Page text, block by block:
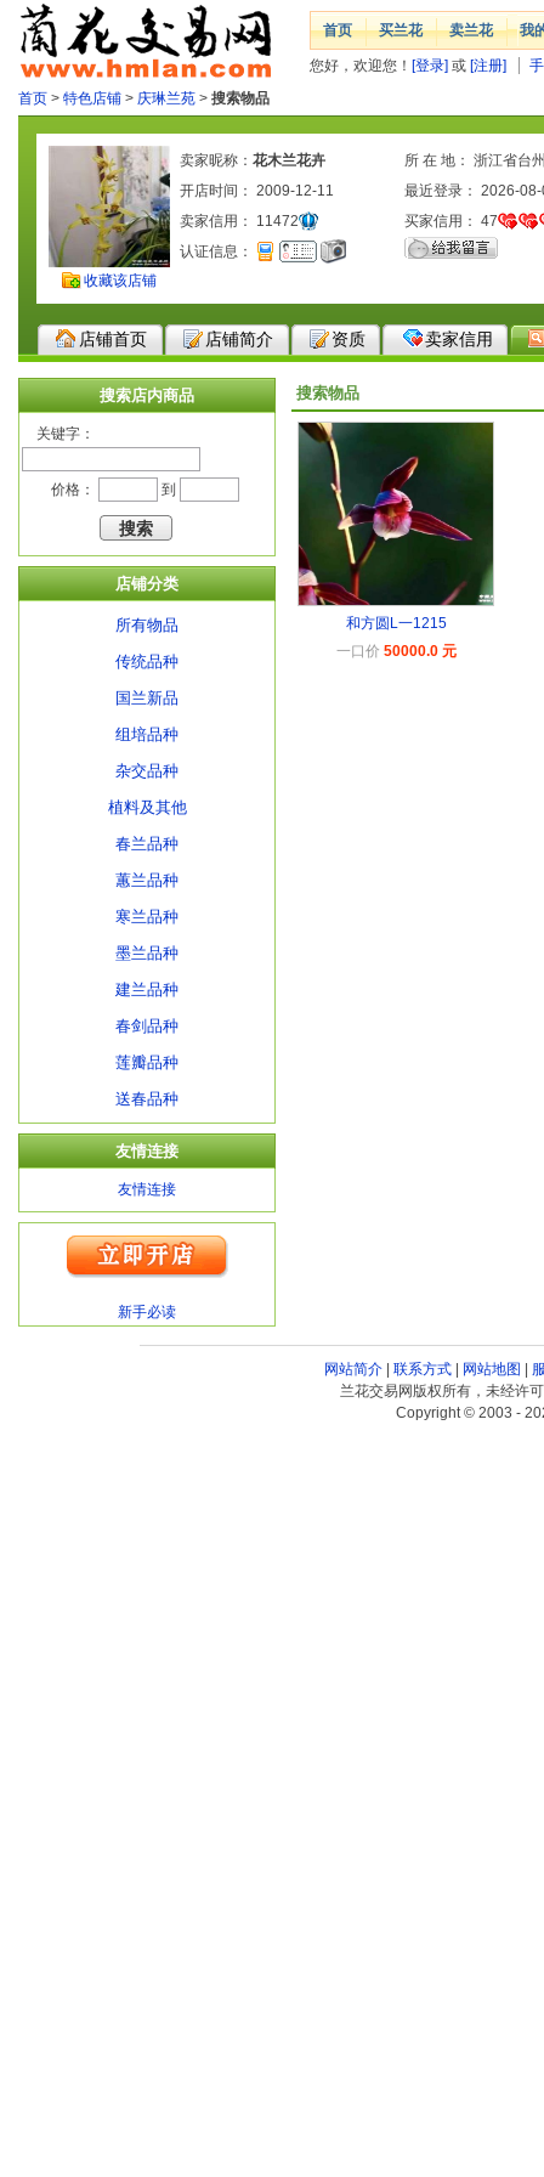
首页 买兰花 卖兰花 我
您好，欢迎您！ [登录] 或 [注册]
首页 > 特色店铺 > 庆琳兰苑 > 搜索物品
收藏该店铺
卖家昵称： 花木兰花卉
所 在 地： 浙江省台
开店时间： 2009-12-11
最近登录： 2026-
卖家信用： 11472 买家信用： 47
认证信息：
店铺首页 店铺简介 资质 卖家信用
搜索店内商品
关键字：
价格： 到
店铺分类
所有物品
传统品种
国兰新品
组培品种
杂交品种
植料及其他
春兰品种
蕙兰品种
寒兰品种
墨兰品种
建兰品种
春剑品种
莲瓣品种
送春品种
友情连接
友情连接
新手必读
搜索物品
和方圆L一1215
一口价 50000.0 元
网站简介| 联系方式| 网站地图 |
兰花交易网版权所有，未经许
Copyright © 2003 -